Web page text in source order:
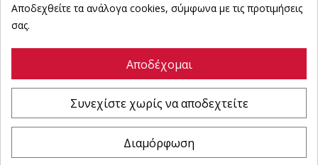
Newsletter
©karousosexoplismoi
All Rights Reserved | Powered by :
Αποδεχθείτε τα ανάλογα cookies, σύμφωνα με τις προτιμήσεις
σας.
Αποδέχομαι
Συνεχίστε χωρίς να αποδεχτείτε
Διαμόρφωση